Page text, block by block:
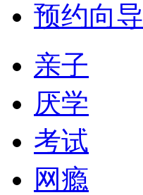
预约向导
亲子
厌学
考试
网瘾